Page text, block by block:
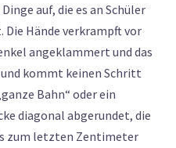
auf, die es an Schüler
Die Hände verkrampft vor
angeklammert und das
kommt keinen Schritt
Bahn“ oder ein
diagonal abgerundet, die
zum letzten Zentimeter